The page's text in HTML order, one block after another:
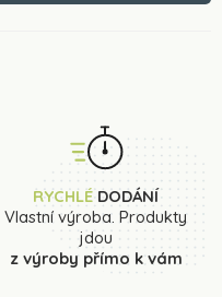
RYCHLÉDODÁNÍ
Vlastní výroba. Produkty
jdou
z výroby přímo k vám